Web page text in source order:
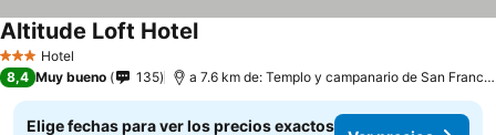
3 Estrellas
Hotel
Altitude Loft Hotel
8,4 Muy bueno 135 a 7.6 km de: Templo y campanario de San Francisco de Asís
Elige fechas para ver los precios exactos